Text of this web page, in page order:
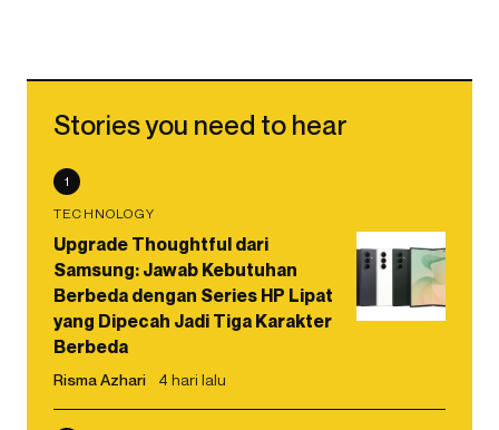
Stories you need to hear
1
TECHNOLOGY
Upgrade Thoughtful dari
Samsung: Jawab Kebutuhan
Berbeda dengan Series HP Lipat
yang Dipecah Jadi Tiga Karakter
Berbeda
Risma Azhari 4 hari lalu